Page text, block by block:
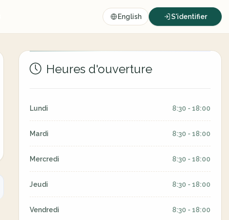
English S'identifier
Heures d'ouverture
Lundi 8:30 - 18:00
Mardi 8:30 - 18:00
Mercredi 8:30 - 18:00
Jeudi 8:30 - 18:00
Vendredi 8:30 - 18:00